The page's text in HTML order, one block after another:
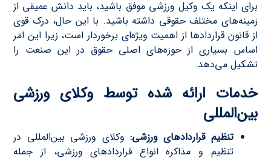
برای اینکه یک وکیل ورزشی موفق باشید، باید دانش عمیقی از
زمینه‌های مختلف حقوقی داشته باشید. با این حال، درک قوی
از قانون قراردادها از اهمیت ویژه‌ای برخوردار است، زیرا این امر
اساس بسیاری از حوزه‌های اصلی حقوق در این صنعت را
تشکیل می‌دهد.
خدمات ارائه شده توسط وکلای ورزشی
بین‌المللی
تنظیم قراردادهای ورزشی: وکلای ورزشی بین‌المللی در
تنظیم و مذاکره انواع قراردادهای ورزشی، از جمله